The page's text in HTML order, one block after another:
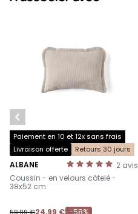
Paiement en 10 et 12x sans frais
Livraison offerte
Retours 30 jours
2 avis
ALBANE
-
Coussin - en velours côtelé -
38x52 cm
